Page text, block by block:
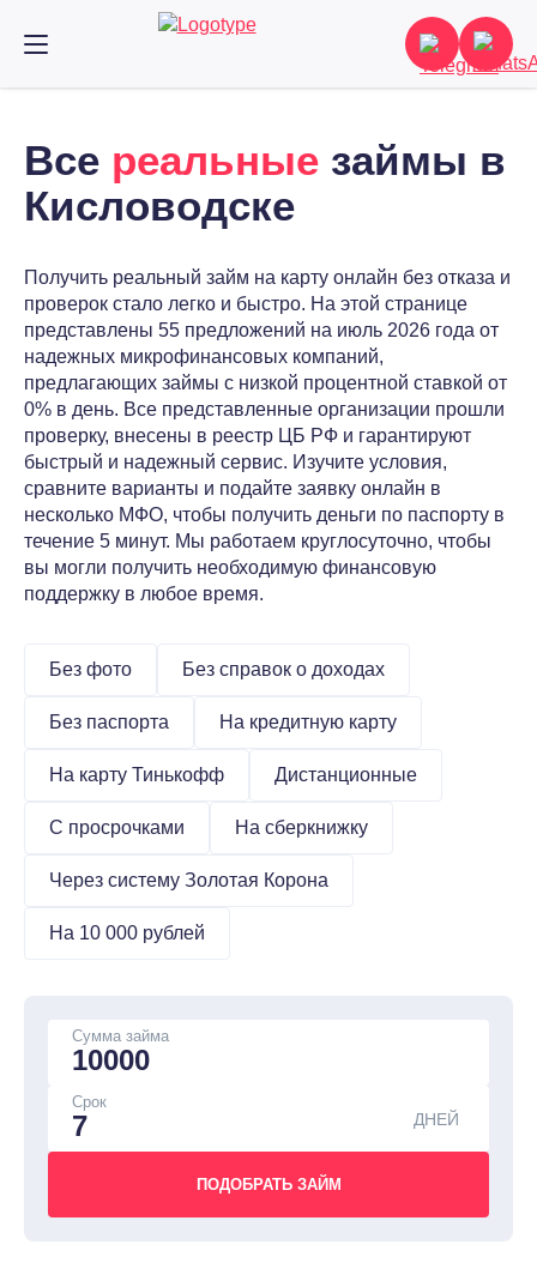
Все реальные займы в
Кисловодске
Получить реальный займ на карту онлайн без отказа и
проверок стало легко и быстро. На этой странице
представлены 55 предложений на июль 2026 года от
надежных микрофинансовых компаний,
предлагающих займы с низкой процентной ставкой от
0% в день. Все представленные организации прошли
проверку, внесены в реестр ЦБ РФ и гарантируют
быстрый и надежный сервис. Изучите условия,
сравните варианты и подайте заявку онлайн в
несколько МФО, чтобы получить деньги по паспорту в
течение 5 минут. Мы работаем круглосуточно, чтобы
вы могли получить необходимую финансовую
поддержку в любое время.
Без фото Без справок о доходах
Без паспорта На кредитную карту
На карту Тинькофф Дистанционные
С просрочками На сберкнижку
Через систему Золотая Корона
На 10 000 рублей
Сумма займа
Срок
ДНЕЙ